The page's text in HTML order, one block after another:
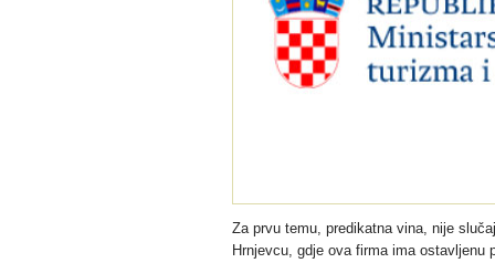
Za prvu temu, predikatna vina, nije
Hrnjevcu, gdje ova firma ima ostavljenu